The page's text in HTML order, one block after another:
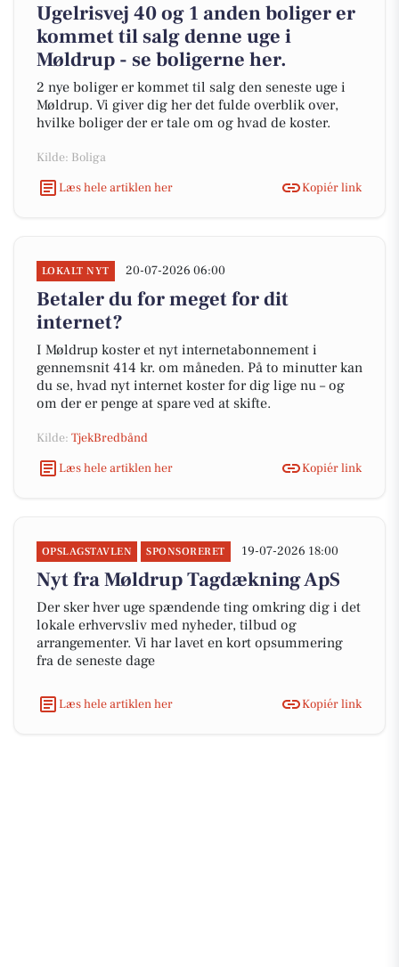
Ugelrisvej 40 og 1 anden boliger er
kommet til salg denne uge i
Møldrup - se boligerne her.
2 nye boliger er kommet til salg den seneste uge i
Møldrup. Vi giver dig her det fulde overblik over,
hvilke boliger der er tale om og hvad de koster.
Kilde: Boliga
Læs hele artiklen her
Kopiér link
LOKALT NYT 20-07-2026 06:00
Betaler du for meget for dit
internet?
I Møldrup koster et nyt internetabonnement i
gennemsnit 414 kr. om måneden. På to minutter kan
du se, hvad nyt internet koster for dig lige nu – og
om der er penge at spare ved at skifte.
Kilde: TjekBredbånd
Læs hele artiklen her
Kopiér link
OPSLAGSTAVLEN SPONSORERET 19-07-2026 18:00
Nyt fra Møldrup Tagdækning ApS
Der sker hver uge spændende ting omkring dig i det
lokale erhvervsliv med nyheder, tilbud og
arrangementer. Vi har lavet en kort opsummering
fra de seneste dage
Læs hele artiklen her Kopiér link